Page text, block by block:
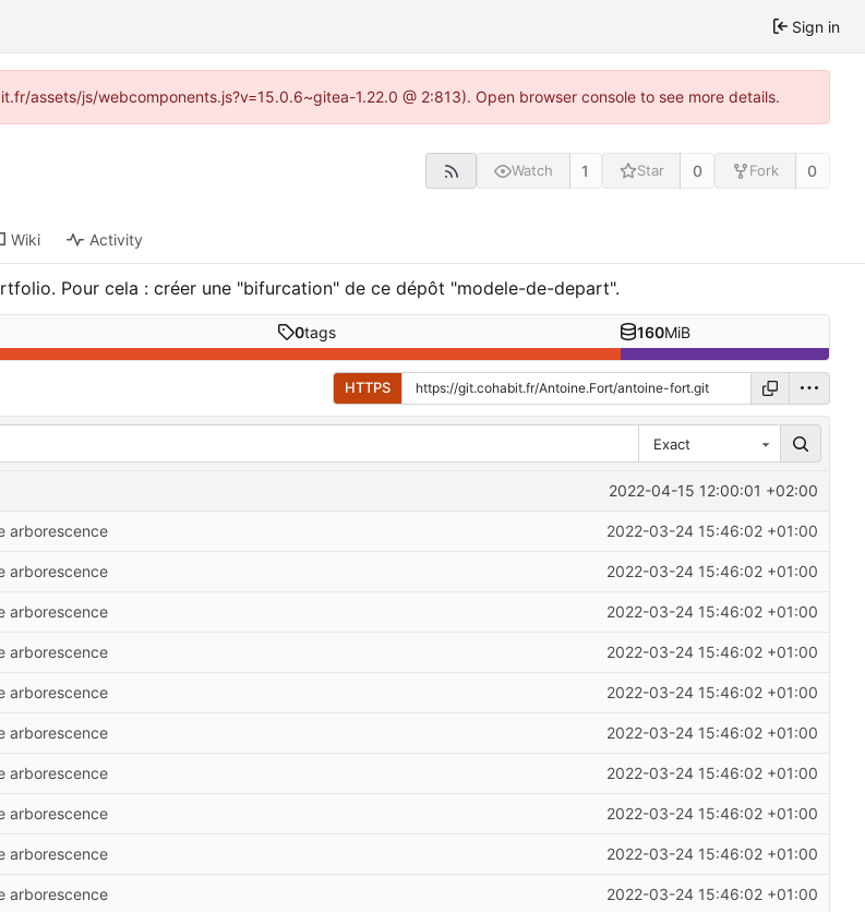
Sign in
assets/js/webcomponents.js?v=15.0.6~gitea-1.22.0 @ 2:813). Open browser console to see more details.
Watch 1 Star 0 Fork 0
Wiki Activity
Pour cela : créer une "bifurcation" de ce dépôt "modele-de-depart".
0tags 160MiB
HTTPS
Exact
2022-04-15 12:00:01 +02:00
arborescence 2022-03-24 15:46:02 +01:00
arborescence 2022-03-24 15:46:02 +01:00
arborescence 2022-03-24 15:46:02 +01:00
arborescence 2022-03-24 15:46:02 +01:00
arborescence 2022-03-24 15:46:02 +01:00
arborescence 2022-03-24 15:46:02 +01:00
arborescence 2022-03-24 15:46:02 +01:00
arborescence 2022-03-24 15:46:02 +01:00
arborescence 2022-03-24 15:46:02 +01:00
arborescence 2022-03-24 15:46:02 +01:00